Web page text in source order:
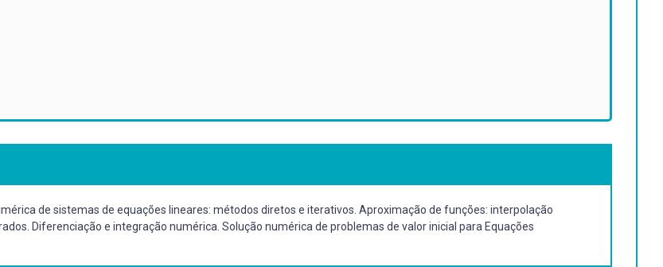
de sistemas de equações lineares: métodos diretos e iterativos. Aproximação de funções: interpolação
Diferenciação e integração numérica. Solução numérica de problemas de valor inicial para Equações